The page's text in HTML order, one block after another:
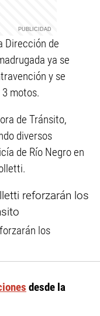
Dirección de
ya se
y se
motos.
de Tránsito,
diversos
de Río Negro en
los
desde la